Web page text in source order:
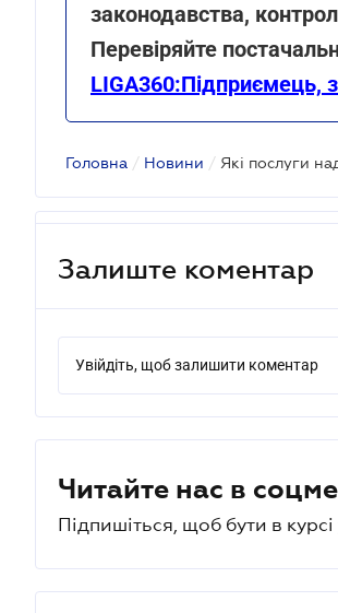
законодавства,
Перевіряйте
LIGA360:Підприємець,
Головна / Новини / Які послуги
Залиште коментар
Увійдіть, щоб залишити коментар
Читайте нас в
Підпишіться, щоб бути в курсі